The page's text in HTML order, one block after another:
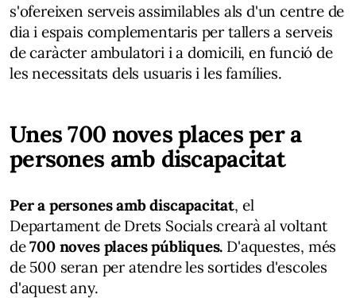
s'ofereixen serveis assimilables als d'un centre de
dia i espais complementaris per tallers a serveis
de caràcter ambulatori i a domicili, en funció de
les necessitats dels usuaris i les famílies.
Unes 700 noves places per a
persones amb discapacitat
Per a persones amb discapacitat, el
Departament de Drets Socials crearà al voltant
de700 noves places públiques. D'aquestes, més
de 500 seran per atendre les sortides d'escoles
d'aquest any.